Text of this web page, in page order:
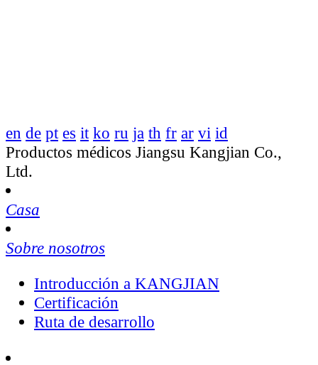
en de pt es it ko ru ja th fr ar vi id
Productos médicos Jiangsu Kangjian Co.,
Ltd.
Casa
Sobre nosotros
Introducción a KANGJIAN
Certificación
Ruta de desarrollo